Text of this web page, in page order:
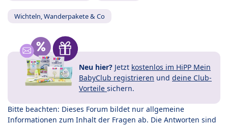
Wichteln, Wanderpakete & Co
Neu hier? Jetzt kostenlos im HiPP Mein
BabyClub registrieren und deine Club-
Vorteile sichern.
Bitte beachten: Dieses Forum bildet nur allgemeine
Informationen zum Inhalt der Fragen ab. Die Antworten sind